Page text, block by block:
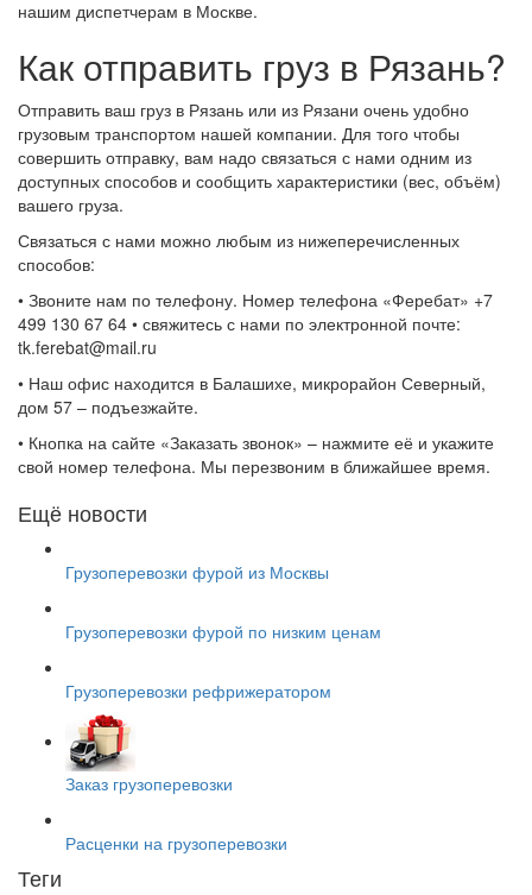
нашим диспетчерам в Москве.
Как отправить груз в Рязань?
Отправить ваш груз в Рязань или из Рязани очень удобно
грузовым транспортом нашей компании. Для того чтобы
совершить отправку, вам надо связаться с нами одним из
доступных способов и сообщить характеристики (вес, объём)
вашего груза.
Связаться с нами можно любым из нижеперечисленных
способов:
• Звоните нам по телефону. Номер телефона «Феребат» +7
499 130 67 64 • свяжитесь с нами по электронной почте:
tk.ferebat@mail.ru
• Наш офис находится в Балашихе, микрорайон Северный,
дом 57 – подъезжайте.
• Кнопка на сайте «Заказать звонок» – нажмите её и укажите
свой номер телефона. Мы перезвоним в ближайшее время.
Ещё новости
Грузоперевозки фурой из Москвы
Грузоперевозки фурой по низким ценам
Грузоперевозки рефрижератором
Заказ грузоперевозки
Расценки на грузоперевозки
Теги